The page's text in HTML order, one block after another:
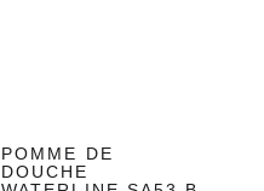
POMME DE
DOUCHE